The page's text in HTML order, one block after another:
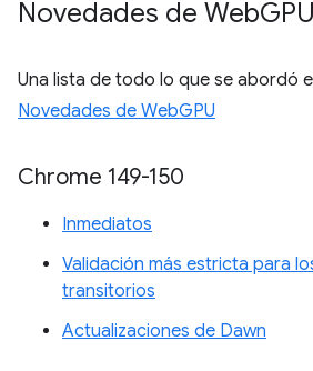
Novedades de WebGPU
Una lista de todo lo que se abordó
Novedades de WebGPU
Chrome 149-150
Inmediatos
Validación más estricta para
transitorios
Actualizaciones de Dawn